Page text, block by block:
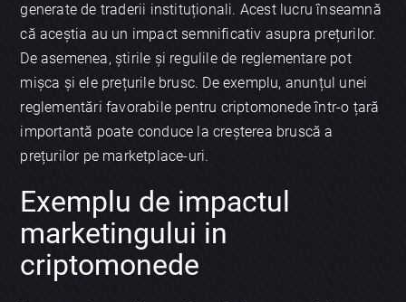
generate de traderii instituționali. Acest lucru înseamnă
că aceștia au un impact semnificativ asupra prețurilor.
De asemenea, știrile și regulile de reglementare pot
mișca și ele prețurile brusc. De exemplu, anunțul unei
reglementări favorabile pentru criptomonede într-o țară
importantă poate conduce la creșterea bruscă a
prețurilor pe marketplace-uri.
Exemplu de impactul
marketingului in
criptomonede